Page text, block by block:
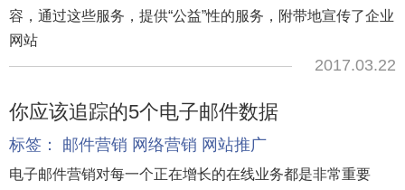
容，通过这些服务，提供“公益”性的服务，附带地宣传了企业
网站
2017.03.22
你应该追踪的5个电子邮件数据
标签： 邮件营销 网络营销 网站推广
电子邮件营销对每一个正在增长的在线业务都是非常重要